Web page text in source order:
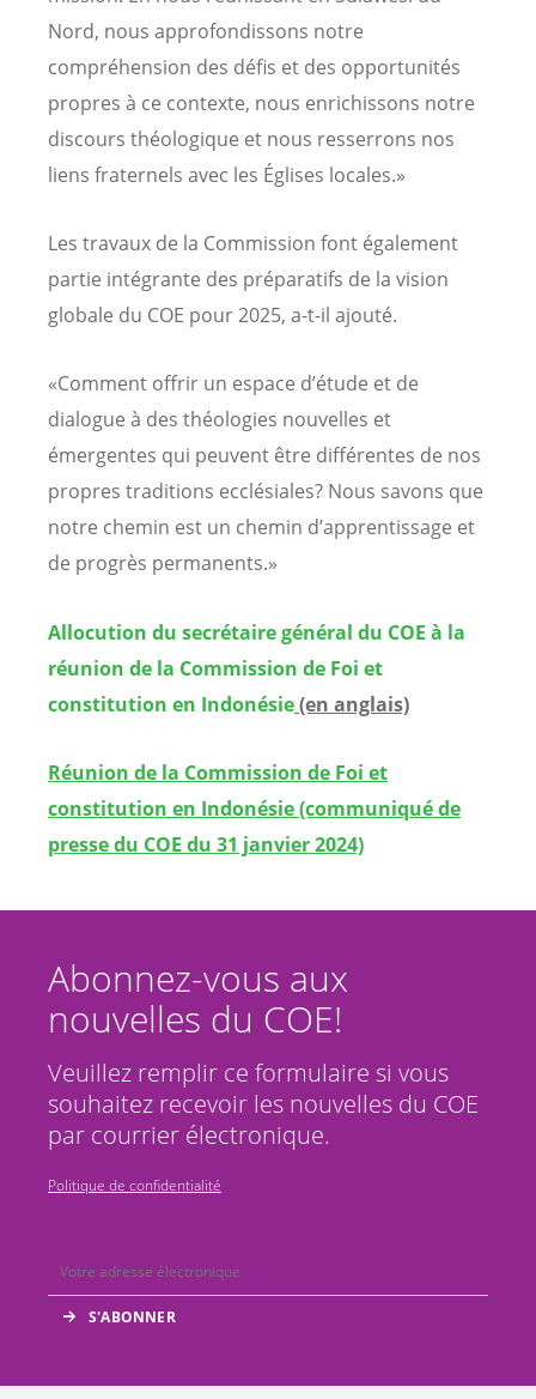
Nord, nous approfondissons notre
compréhension des défis et des opportunités
propres à ce contexte, nous enrichissons notre
discours théologique et nous resserrons nos
liens fraternels avec les Églises locales.»
Les travaux de la Commission font également
partie intégrante des préparatifs de la vision
globale du COE pour 2025, a-t-il ajouté.
«Comment offrir un espace d’étude et de
dialogue à des théologies nouvelles et
émergentes qui peuvent être différentes de nos
propres traditions ecclésiales? Nous savons que
notre chemin est un chemin d’apprentissage et
de progrès permanents.»
Allocution du secrétaire général du COE à la
réunion de la Commission de Foi et
constitution en Indonésie(en anglais)
Réunion de la Commission de Foi et
constitution en Indonésie (communiqué de
presse du COE du 31 janvier 2024)
Abonnez-vous aux
nouvelles du COE!
Veuillez remplir ce formulaire si vous
souhaitez recevoir les nouvelles du COE
par courrier électronique.
Politique de confidentialité